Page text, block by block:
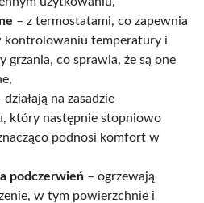
– z termostatami, co zapewnia
kontrolowaniu temperatury i
grzania, co sprawia, że są one
działają na zasadzie
który następnie stopniowo
podnosi komfort w
podczerwień – ogrzewają
w tym powierzchnie i